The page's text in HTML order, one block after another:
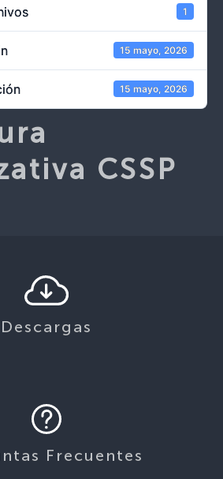
1
15 mayo, 2026
15 mayo, 2026
CSSP
Descargas
Frecuentes